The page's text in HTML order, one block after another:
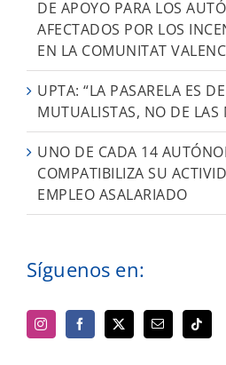
DE APOYO PARA LOS
AFECTADOS POR LOS
EN LA COMUNITAT
UPTA: “LA PASARELA ES
MUTUALISTAS, NO DE LAS
UNO DE CADA 14
COMPATIBILIZA SU
EMPLEO ASALARIADO
Síguenos en: